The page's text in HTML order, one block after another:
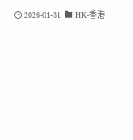
2026-01-31 HK-香港